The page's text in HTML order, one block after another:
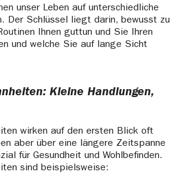
unser Leben auf unterschiedliche
Der Schlüssel liegt darin, bewusst zu
Ihnen guttun und Sie Ihren
und welche Sie auf lange Sicht
Kleine Handlungen,
wirken auf den ersten Blick oft
aber über eine längere Zeitspanne
für Gesundheit und Wohlbefinden.
sind beispielsweise: